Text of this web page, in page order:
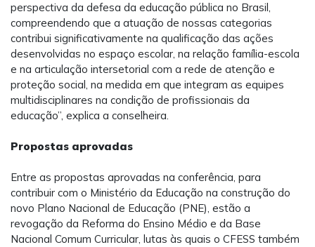
perspectiva da defesa da educação pública no Brasil,
compreendendo que a atuação de nossas categorias
contribui significativamente na qualificação das ações
desenvolvidas no espaço escolar, na relação família-escola
e na articulação intersetorial com a rede de atenção e
proteção social, na medida em que integram as equipes
multidisciplinares na condição de profissionais da
educação”, explica a conselheira.
Propostas aprovadas
Entre as propostas aprovadas na conferência, para
contribuir com o Ministério da Educação na construção do
novo Plano Nacional de Educação (PNE), estão a
revogação da Reforma do Ensino Médio e da Base
Nacional Comum Curricular, lutas às quais o CFESS também